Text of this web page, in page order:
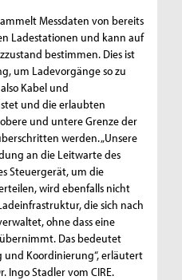
Messdaten von bereits
Ladestationen und kann auf
bestimmen. Dies ist
um Ladevorgänge so zu
Kabel und
und die erlaubten
und untere Grenze der
werden. „Unsere
an die Leitwarte des
Steuergerät, um die
wird ebenfalls nicht
die sich nach
ohne dass eine
Das bedeutet
Koordinierung“, erläutert
Ingo Stadler vom CIRE.